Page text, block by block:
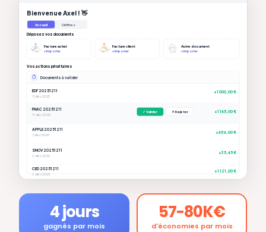
Bienvenue Axel ! 👋
Accueil Chiffres
Déposez vos documents
Facture achat
+ Importer
Facture client
+ Importer
Autre document
+ Importer
Vos actions prioritaires
Documents à valider
EDF 20251211
11 déc 2025
+1 000,00 €
FNAC 20251211
9 déc 2025
✓ Valider ✕ Rejeter +1 145,00 €
APPLE 20251211
7 déc 2025 +456,00 €
SNOV 20251211
3 déc 2025 +35,45 €
CED 20251211
3 déc 2025 +1 121,00 €
4 jours
gagnés par mois
57-80K€
d'économies par mois